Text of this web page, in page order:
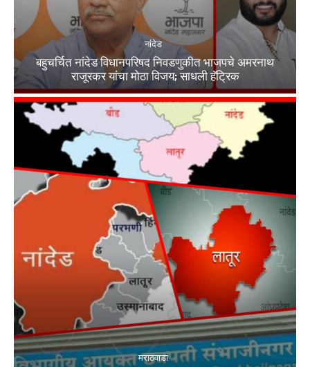
नांदेड
बहुचर्चित नांदेड विधानपरिषद निवडणुकीत भाजपचे अमरनाथ
राजूरकर यांचा मोठा विजय; साधली हॅट्रिक
मराठवाडा